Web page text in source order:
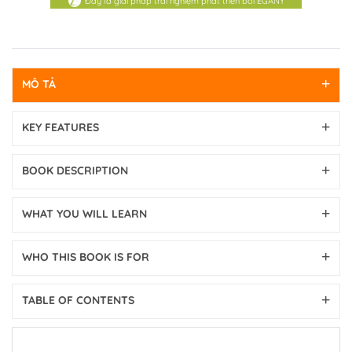
MÔ TẢ
KEY FEATURES
BOOK DESCRIPTION
WHAT YOU WILL LEARN
WHO THIS BOOK IS FOR
TABLE OF CONTENTS